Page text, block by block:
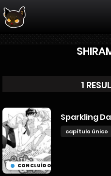
1
CONCLUÍDO
Sparkling
capítulo único